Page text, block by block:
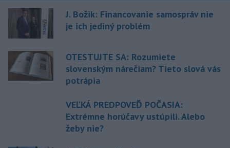
J. Božik: Financovanie samospráv nie
je ich jediný problém
OTESTUJTE SA: Rozumiete
slovenským nárečiam? Tieto slová vás
potrápia
VEĽKÁ PREDPOVEĎ POČASIA:
Extrémne horúčavy ustúpili. Alebo
žeby nie?